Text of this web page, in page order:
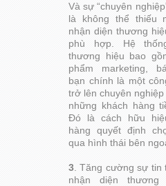
Và sự “chuyên
là không thể thiếu
nhận diện thương
phù hợp. Hệ
thương hiệu bao
phẩm marketing,
bạn chính là một
trở lên chuyên
những khách hàng
Đó là cách hữu
hàng quyết định
qua hình thái bên
3 . Tăng cường sự
nhận diện thương